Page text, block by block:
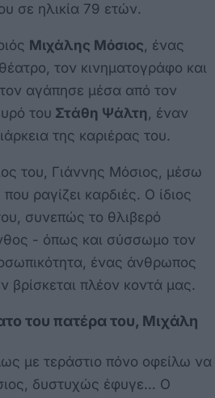
σε ηλικία 79 ετών.
Μιχάλης Μόσιος, ένας
τον κινηματογράφο και
αγάπησε μέσα από τον
του Στάθη Ψάλτη, έναν
της καριέρας του.
του, Γιάννης Μόσιος, μέσω
ραγίζει καρδιές. Ο ίδιος
συνεπώς το θλιβερό
- όπως και σύσσωμο τον
ένας άνθρωπος
πλέον κοντά μας.
του πατέρα του, Μιχάλη
με τεράστιο πόνο οφείλω να
δυστυχώς έφυγε… Ο